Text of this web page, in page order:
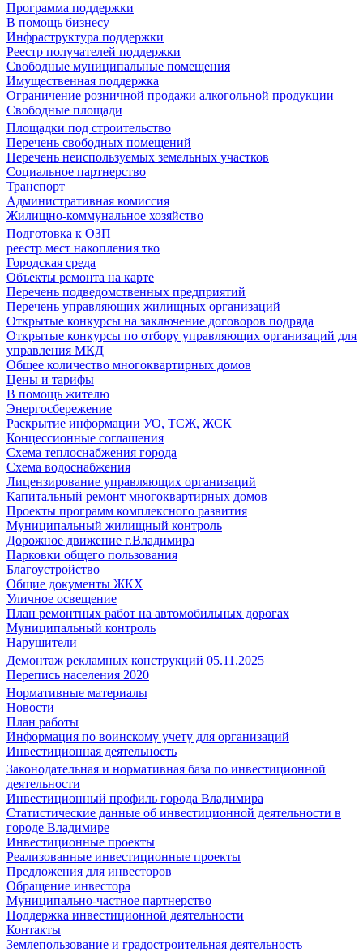
Программа поддержки
В помощь бизнесу
Инфраструктура поддержки
Реестр получателей поддержки
Свободные муниципальные помещения
Имущественная поддержка
Ограничение розничной продажи алкогольной продукции
Свободные площади
Площадки под строительство
Перечень свободных помещений
Перечень неиспользуемых земельных участков
Социальное партнерство
Транспорт
Административная комиссия
Жилищно-коммунальное хозяйство
Подготовка к ОЗП
реестр мест накопления тко
Городская среда
Объекты ремонта на карте
Перечень подведомственных предприятий
Перечень управляющих жилищных организаций
Открытые конкурсы на заключение договоров подряда
Открытые конкурсы по отбору управляющих организаций для
управления МКД
Общее количество многоквартирных домов
Цены и тарифы
В помощь жителю
Энергосбережение
Раскрытие информации УО, ТСЖ, ЖСК
Концессионные соглашения
Схема теплоснабжения города
Схема водоснабжения
Лицензирование управляющих организаций
Капитальный ремонт многоквартирных домов
Проекты программ комплексного развития
Муниципальный жилищный контроль
Дорожное движение г.Владимира
Парковки общего пользования
Благоустройство
Общие документы ЖКХ
Уличное освещение
План ремонтных работ на автомобильных дорогах
Муниципальный контроль
Нарушители
Демонтаж рекламных конструкций 05.11.2025
Перепись населения 2020
Нормативные материалы
Новости
План работы
Информация по воинскому учету для организаций
Инвестиционная деятельность
Законодательная и нормативная база по инвестиционной
деятельности
Инвестиционный профиль города Владимира
Статистические данные об инвестиционной деятельности в
городе Владимире
Инвестиционные проекты
Реализованные инвестиционные проекты
Предложения для инвесторов
Обращение инвестора
Муниципально-частное партнерство
Поддержка инвестиционной деятельности
Контакты
Землепользование и градостроительная деятельность